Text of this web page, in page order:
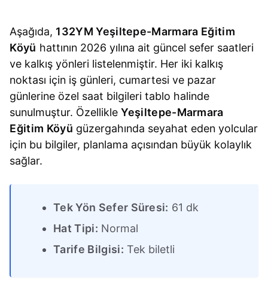
Aşağıda, 132YM Yeşiltepe-Marmara Eğitim
Köyü hattının 2026 yılına ait güncel sefer saatleri
ve kalkış yönleri listelenmiştir. Her iki kalkış
noktası için iş günleri, cumartesi ve pazar
günlerine özel saat bilgileri tablo halinde
sunulmuştur. ÖzellikleYeşiltepe-Marmara
Eğitim Köyü güzergahında seyahat eden yolcular
için bu bilgiler, planlama açısından büyük kolaylık
sağlar.
Tek Yön Sefer Süresi: 61 dk
Hat Tipi: Normal
Tarife Bilgisi: Tek biletli